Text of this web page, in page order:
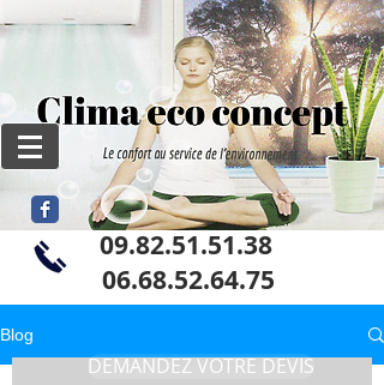
09.82.51.51.38
06.68.52.64.75
Blog
DEMANDEZ VOTRE DEVIS